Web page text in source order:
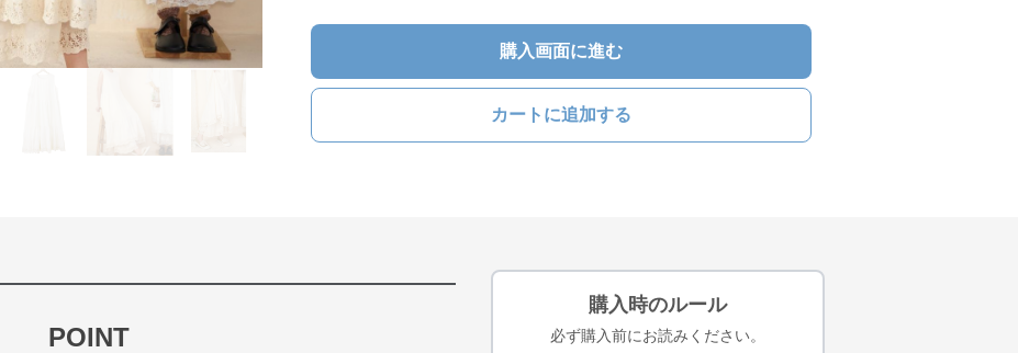
購入画面に進む
カートに追加する
POINT
購入時のルール
必ず購入前にお読みください。